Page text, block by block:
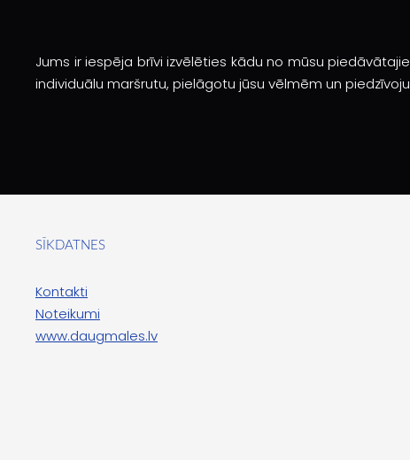
Jums ir iespēja brīvi izvēlēties kādu no mūsu
individuālu maršrutu, pielāgotu jūsu vēlmēm un
SĪKDATNES
Kontakti
Noteikumi
www.daugmales.lv